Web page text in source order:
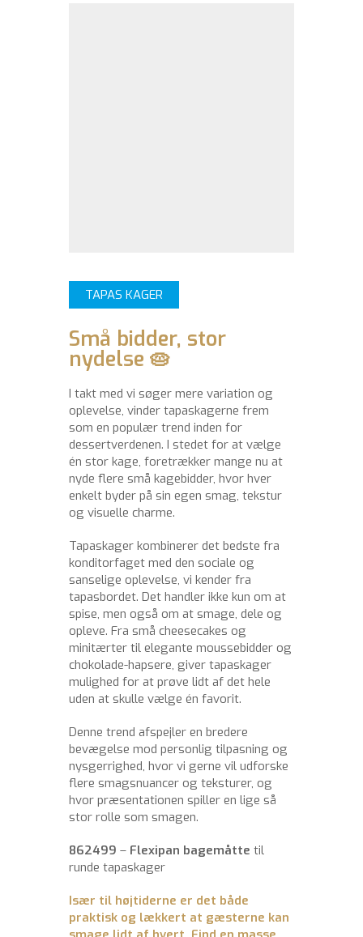
TAPAS KAGER
Små bidder, stor
nydelse 🥧
I takt med vi søger mere variation og
oplevelse, vinder tapaskagerne frem
som en populær trend inden for
dessertverdenen. I stedet for at vælge
én stor kage, foretrækker mange nu at
nyde flere små kagebidder, hvor hver
enkelt byder på sin egen smag, tekstur
og visuelle charme.
Tapaskager kombinerer det bedste fra
konditorfaget med den sociale og
sanselige oplevelse, vi kender fra
tapasbordet. Det handler ikke kun om at
spise, men også om at smage, dele og
opleve. Fra små cheesecakes og
minitærter til elegante moussebidder og
chokolade-hapsere, giver tapaskager
mulighed for at prøve lidt af det hele
uden at skulle vælge én favorit.
Denne trend afspejler en bredere
bevægelse mod personlig tilpasning og
nysgerrighed, hvor vi gerne vil udforske
flere smagsnuancer og teksturer, og
hvor præsentationen spiller en lige så
stor rolle som smagen.
862499 – Flexipan bagemåtte til
runde tapaskager
Især til højtiderne er det både
praktisk og lækkert at gæsterne kan